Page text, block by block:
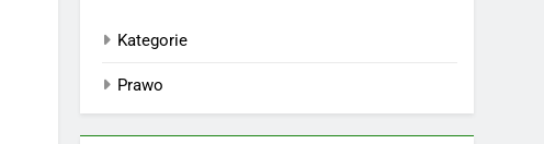
Kategorie
Prawo